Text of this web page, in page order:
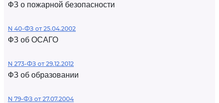
ФЗ о пожарной безопасности
N 40-ФЗ от 25.04.2002
ФЗ об ОСАГО
N 273-ФЗ от 29.12.2012
ФЗ об образовании
N 79-ФЗ от 27.07.2004